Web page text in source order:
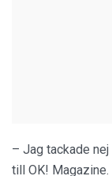
– Jag tackade nej
till OK! Magazine.